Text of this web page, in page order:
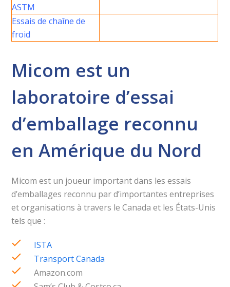
ASTM
Essais de chaîne de
froid
Micom est un
laboratoire d’essai
d’emballage reconnu
en Amérique du Nord
Micom est un joueur important dans les essais
d’emballages reconnu par d’importantes entreprises
et organisations à travers le Canada et les États-Unis
tels que :
ISTA
Transport Canada
Amazon.com